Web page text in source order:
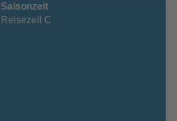
Saisonzeit
Reisezeit C